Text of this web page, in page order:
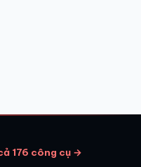
176 công cụ →